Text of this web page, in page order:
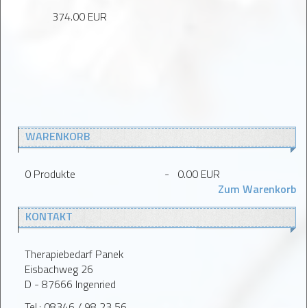
374.00 EUR
WARENKORB
0 Produkte - 0.00 EUR
Zum Warenkorb
KONTAKT
Therapiebedarf Panek
Eisbachweg 26
D - 87666 Ingenried